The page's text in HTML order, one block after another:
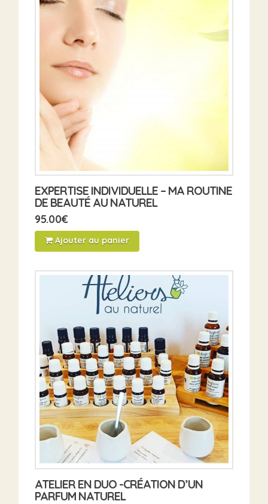
EXPERTISE INDIVIDUELLE – MA ROUTINE
DE BEAUTÉ AU NATUREL
95.00€
Ajouter au panier
ATELIER EN DUO -CRÉATION D’UN
PARFUM NATUREL